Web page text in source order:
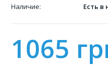
Наличие:
Есть в
1065